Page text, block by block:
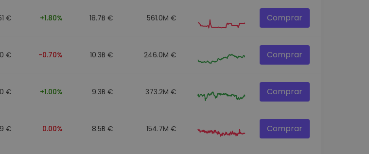
€ +1.80% 18.7B € 561.0M € Comprar
€ -0.70% 10.3B € 246.0M € Comprar
€ +1.00% 9.3B € 373.2M € Comprar
€ 0.00% 8.5B € 154.7M € Comprar